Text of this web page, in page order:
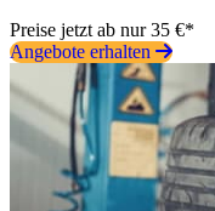
Preise jetzt ab nur 35 €*
Angebote erhalten